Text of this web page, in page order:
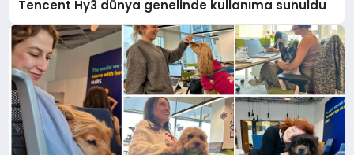
Tencent Hy3 dünya genelinde kullanıma sunuldu